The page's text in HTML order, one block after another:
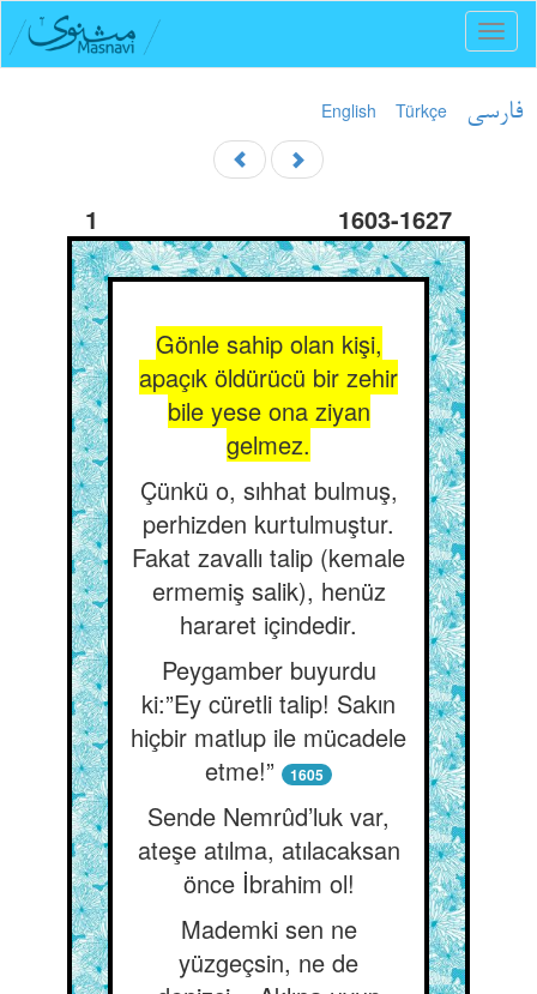
English Türkçe فارسی
1 1603-1627
Gönle sahip olan kişi,
apaçık öldürücü bir zehir
bile yese ona ziyan
gelmez.
Çünkü o, sıhhat bulmuş,
perhizden kurtulmuştur.
Fakat zavallı talip (kemale
ermemiş salik), henüz
hararet içindedir.
Peygamber buyurdu
ki:”Ey cüretli talip! Sakın
hiçbir matlup ile mücadele
etme!”
1605
Sende Nemrûd’luk var,
ateşe atılma, atılacaksan
önce İbrahim ol!
Mademki sen ne
yüzgeçsin, ne de